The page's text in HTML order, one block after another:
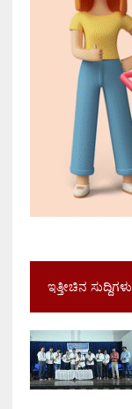
ಇತ್ತೀಚಿನ ಸುದ್ದಿಗಳು